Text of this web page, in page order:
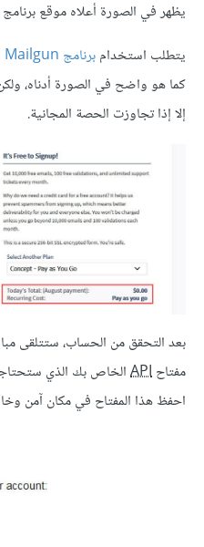
يظهر في الصورة أعلاه موقع برنامج Mailgun الرسمي.
يتطلب استخدامبرنامج Mailgun
كما هو واضح في الصورة أدناه،
إلا إذا تجاوزت الحصة المجانية.
بعد التحقق من الحساب، ستتلقى
مفتاحAPI
احفظ هذا المفتاح في مكان آمن